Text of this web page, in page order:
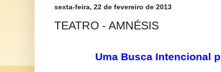
sexta-feira, 22 de fevereiro de 2013
TEATRO - AMNÉSIS
Uma Busca Intencional